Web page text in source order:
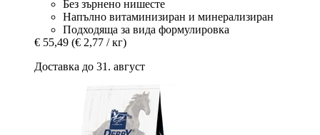
Без зърнено нишесте
Напълно витаминизиран и минерализиран
Подходяща за вида формулировка
€ 55,49 (€ 2,77 / кг)
Доставка до 31. август